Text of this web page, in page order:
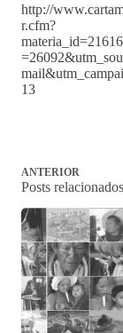
http://
r.cfm?
13
ANTERIOR
Posts relacionados